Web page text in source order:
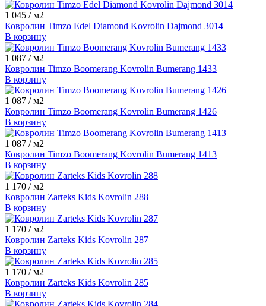
1 045 / м2
Ковролин Timzo Edel Diamond Kovrolin Dajmond 3014
В корзину
1 087 / м2
Ковролин Timzo Boomerang Kovrolin Bumerang 1433
В корзину
1 087 / м2
Ковролин Timzo Boomerang Kovrolin Bumerang 1426
В корзину
1 087 / м2
Ковролин Timzo Boomerang Kovrolin Bumerang 1413
В корзину
1 170 / м2
Ковролин Zarteks Kids Kovrolin 288
В корзину
1 170 / м2
Ковролин Zarteks Kids Kovrolin 287
В корзину
1 170 / м2
Ковролин Zarteks Kids Kovrolin 285
В корзину